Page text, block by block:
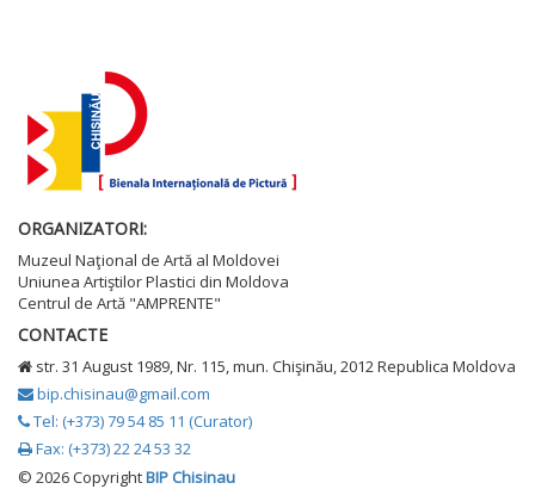
ORGANIZATORI:
Muzeul Naţional de Artă al Moldovei
Uniunea Artiştilor Plastici din Moldova
Centrul de Artă "AMPRENTE"
CONTACTE
str. 31 August 1989, Nr. 115, mun. Chişinău, 2012 Republica Moldova
bip.chisinau@gmail.com
Tel: (+373) 79 54 85 11 (Curator)
Fax: (+373) 22 24 53 32
© 2026 CopyrightBIP Chisinau